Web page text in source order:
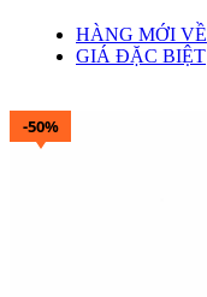
HÀNG MỚI VỀ
GIÁ ĐẶC BIỆT
-50%